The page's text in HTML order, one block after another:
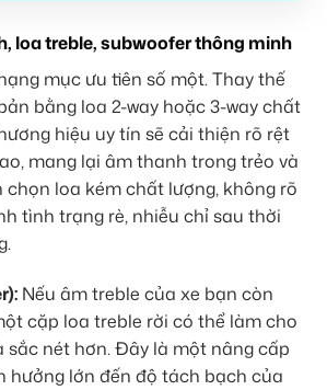
loa treble, subwoofer thông minh
mục ưu tiên số một. Thay thế
bằng loa 2-way hoặc 3-way chất
hiệu uy tín sẽ cải thiện rõ rệt
mang lại âm thanh trong trẻo và
chọn loa kém chất lượng, không rõ
tình trạng rè, nhiễu chỉ sau thời
Nếu âm treble của xe bạn còn
cặp loa treble rời có thể làm cho
sắc nét hơn. Đây là một nâng cấp
hưởng lớn đến độ tách bạch của